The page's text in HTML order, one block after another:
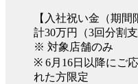
【入社祝い金（期間
計30万円（3回分割支
※ 対象店舗のみ
※ 6月16日以降にご
れた方限定